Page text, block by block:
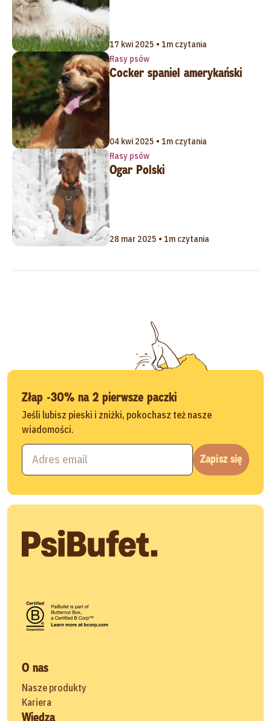
17 kwi 2025 • 1m czytania
Rasy psów
Cocker spaniel amerykański
04 kwi 2025 • 1m czytania
Rasy psów
Ogar Polski
28 mar 2025 • 1m czytania
Złap -30% na 2 pierwsze paczki
Jeśli lubisz pieski i zniżki, pokochasz też nasze
wiadomości.
Zapisz się
O nas
Nasze produkty
Kariera
Wiedza